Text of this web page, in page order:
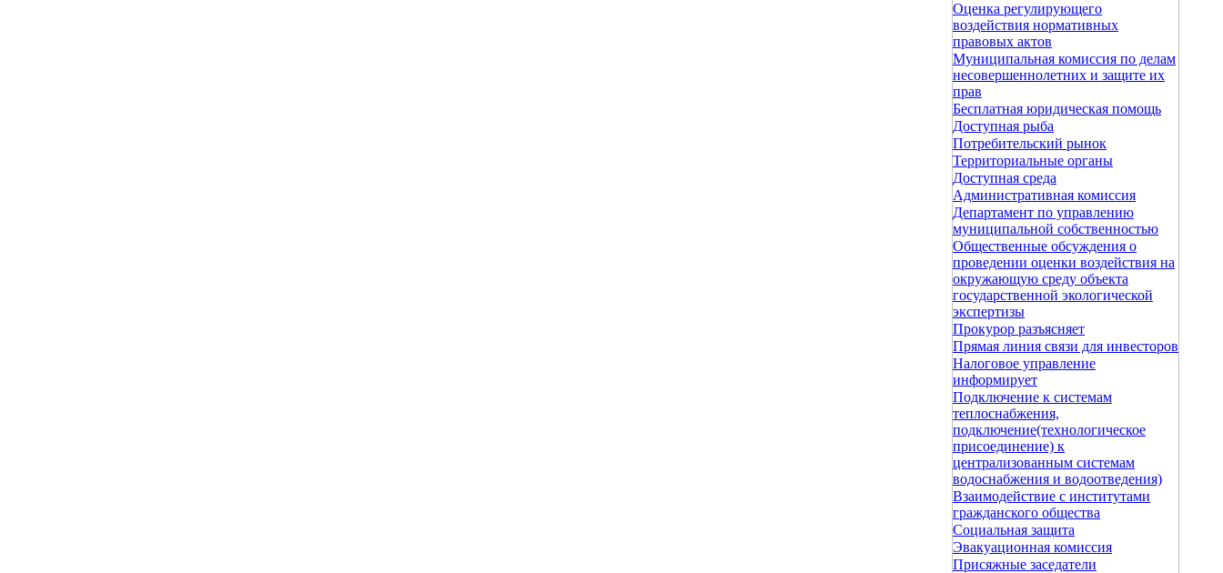
Оценка регулирующего
воздействия нормативных
правовых актов
Муниципальная комиссия по делам
несовершеннолетних и защите их
прав
Бесплатная юридическая помощь
Доступная рыба
Потребительский рынок
Территориальные органы
Доступная среда
Административная комиссия
Департамент по управлению
муниципальной собственностью
Общественные обсуждения о
проведении оценки воздействия на
окружающую среду объекта
государственной экологической
экспертизы
Прокурор разъясняет
Прямая линия связи для инвесторов
Налоговое управление
информирует
Подключение к системам
теплоснабжения,
подключение(технологическое
присоединение) к
централизованным системам
водоснабжения и водоотведения)
Взаимодействие с институтами
гражданского общества
Социальная защита
Эвакуационная комиссия
Присяжные заседатели